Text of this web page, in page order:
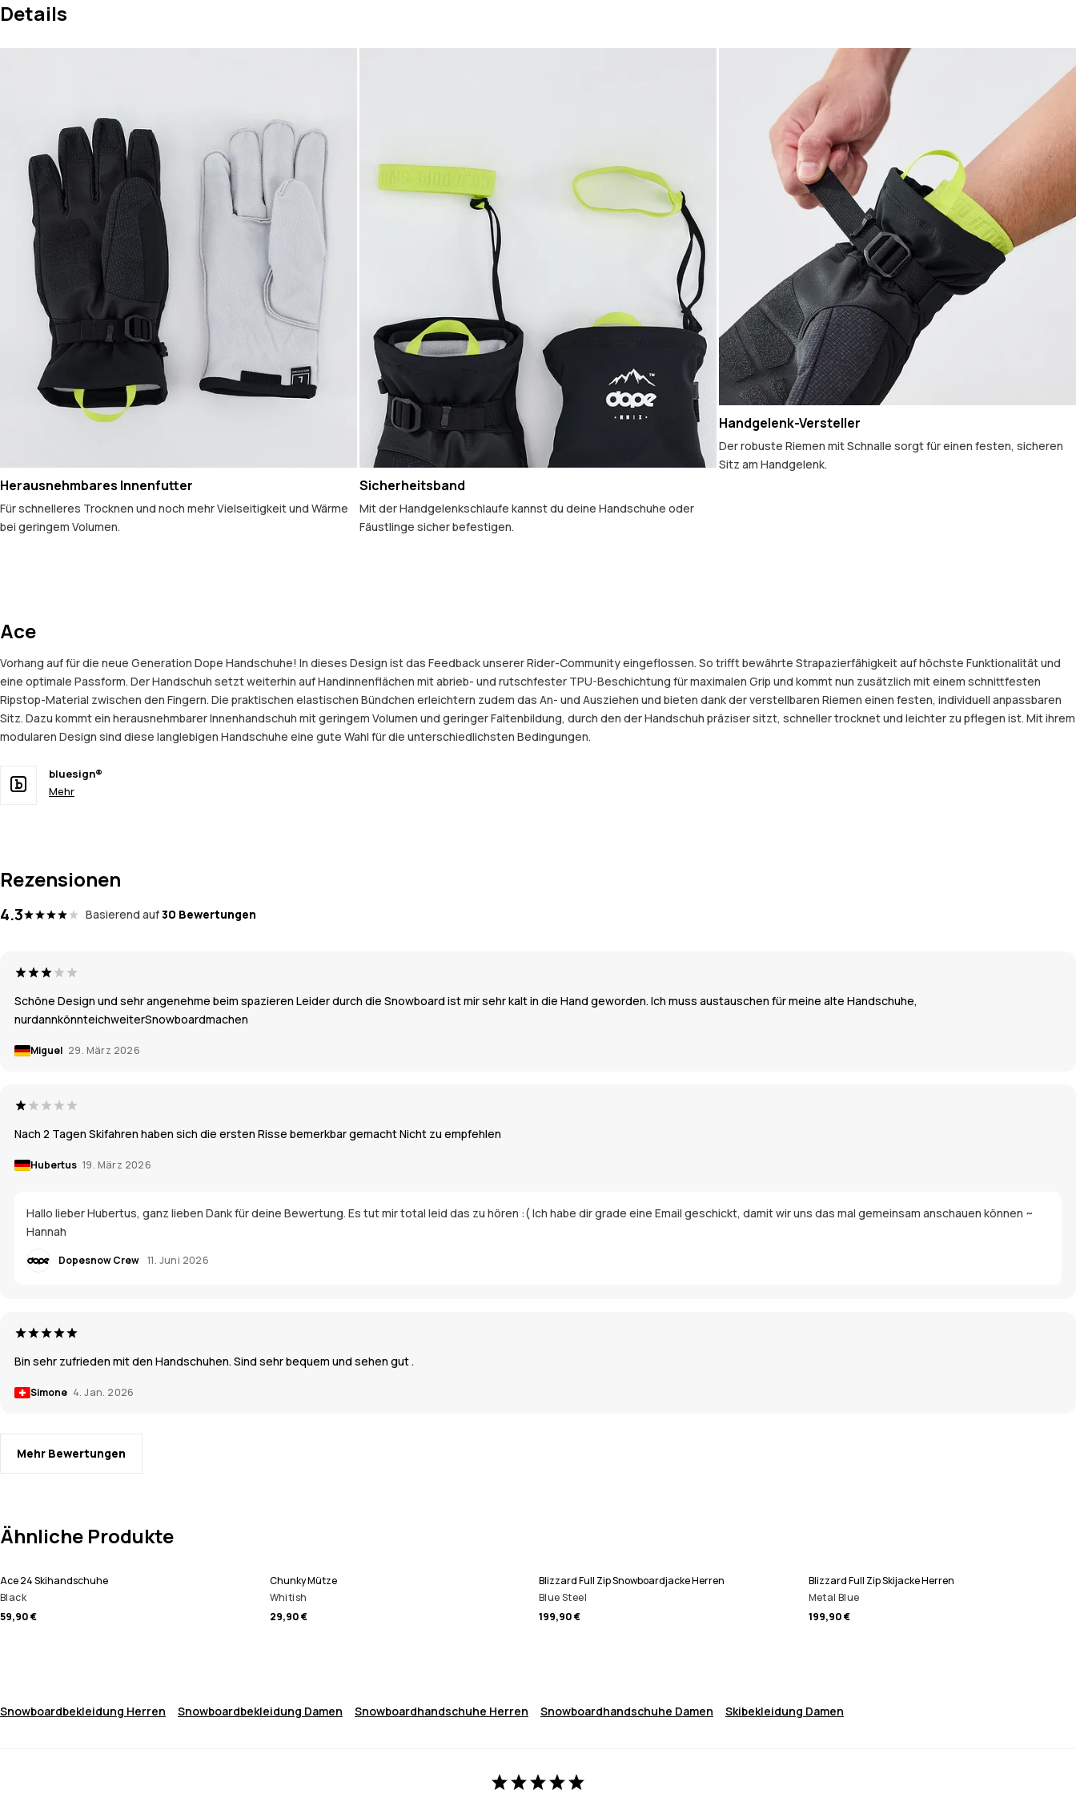
Details
Herausnehmbares Innenfutter
Für schnelleres Trocknen und noch mehr Vielseitigkeit und Wärme
bei geringem Volumen.
Sicherheitsband
Mit der Handgelenkschlaufe kannst du deine Handschuhe oder
Fäustlinge sicher befestigen.
Handgelenk-Versteller
Der robuste Riemen mit Schnalle sorgt für einen festen, sicheren
Sitz am Handgelenk.
Ace
Vorhang auf für die neue Generation Dope Handschuhe! In dieses Design ist das Feedback unserer Rider-Community eingeflossen. So trifft bewährte Strapazierfähigkeit auf höchste Funktionalität und
eine optimale Passform. Der Handschuh setzt weiterhin auf Handinnenflächen mit abrieb- und rutschfester TPU-Beschichtung für maximalen Grip und kommt nun zusätzlich mit einem schnittfesten
Ripstop-Material zwischen den Fingern. Die praktischen elastischen Bündchen erleichtern zudem das An- und Ausziehen und bieten dank der verstellbaren Riemen einen festen, individuell anpassbaren
Sitz. Dazu kommt ein herausnehmbarer Innenhandschuh mit geringem Volumen und geringer Faltenbildung, durch den der Handschuh präziser sitzt, schneller trocknet und leichter zu pflegen ist. Mit ihrem
modularen Design sind diese langlebigen Handschuhe eine gute Wahl für die unterschiedlichsten Bedingungen.
bluesign®
Mehr
Rezensionen
4.3 Basierend auf30 Bewertungen
Schöne Design und sehr angenehme beim spazieren Leider durch die Snowboard ist mir sehr kalt in die Hand geworden. Ich muss austauschen für meine alte Handschuhe,
nurdannkönnteichweiterSnowboardmachen
Miguel 29. März 2026
Nach 2 Tagen Skifahren haben sich die ersten Risse bemerkbar gemacht Nicht zu empfehlen
Hubertus 19. März 2026
Hallo lieber Hubertus, ganz lieben Dank für deine Bewertung. Es tut mir total leid das zu hören :( Ich habe dir grade eine Email geschickt, damit wir uns das mal gemeinsam anschauen können ~
Hannah
Dopesnow Crew 11. Juni 2026
Bin sehr zufrieden mit den Handschuhen. Sind sehr bequem und sehen gut .
Simone 4. Jan. 2026
Mehr Bewertungen
Ähnliche Produkte
Ace 24 Skihandschuhe
Black
59,90 €
Chunky Mütze
Whitish
29,90 €
Blizzard Full Zip Snowboardjacke Herren
Blue Steel
199,90 €
Blizzard Full Zip Skijacke Herren
Metal Blue
199,90 €
Snowboardbekleidung Herren Snowboardbekleidung Damen Snowboardhandschuhe Herren Snowboardhandschuhe Damen Skibekleidung Damen